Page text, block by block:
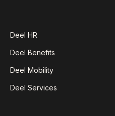
Deel HR
Deel Benefits
Deel Mobility
Deel Services